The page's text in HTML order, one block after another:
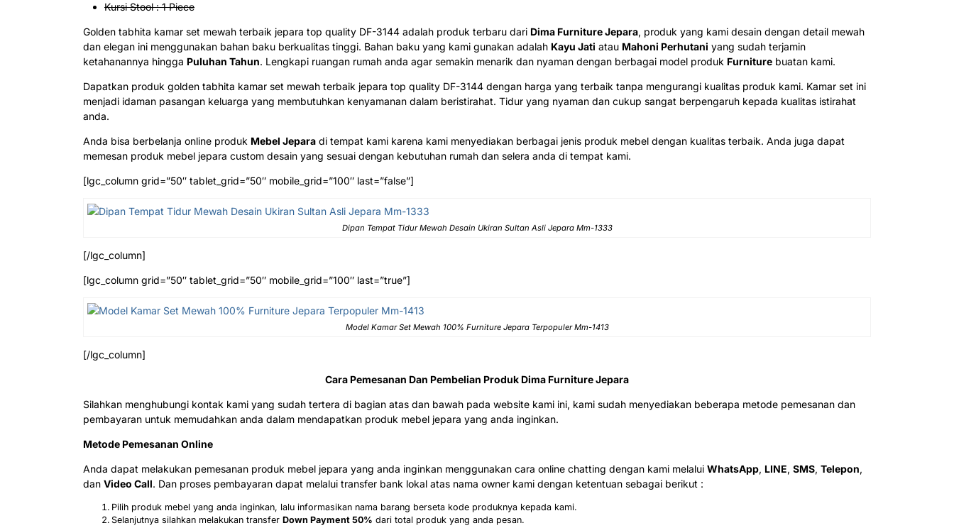
Kursi Stool : 1 Piece
Golden tabhita kamar set mewah terbaik jepara top quality DF-3144 adalah produk terbaru dari Dima Furniture Jepara, produk yang kami desain dengan detail mewah
dan elegan ini menggunakan bahan baku berkualitas tinggi. Bahan baku yang kami gunakan adalah Kayu Jati atau Mahoni Perhutani yang sudah terjamin
ketahanannya hingga Puluhan Tahun. Lengkapi ruangan rumah anda agar semakin menarik dan nyaman dengan berbagai model produk Furniture buatan kami.
Dapatkan produk golden tabhita kamar set mewah terbaik jepara top quality DF-3144 dengan harga yang terbaik tanpa mengurangi kualitas produk kami. Kamar set ini
menjadi idaman pasangan keluarga yang membutuhkan kenyamanan dalam beristirahat. Tidur yang nyaman dan cukup sangat berpengaruh kepada kualitas istirahat
anda.
Anda bisa berbelanja online produk Mebel Jepara di tempat kami karena kami menyediakan berbagai jenis produk mebel dengan kualitas terbaik. Anda juga dapat
memesan produk mebel jepara custom desain yang sesuai dengan kebutuhan rumah dan selera anda di tempat kami.
[lgc_column grid=”50″ tablet_grid=”50″ mobile_grid=”100″ last=”false”]
Dipan Tempat Tidur Mewah Desain Ukiran Sultan Asli Jepara Mm-1333
[/lgc_column]
[lgc_column grid=”50″ tablet_grid=”50″ mobile_grid=”100″ last=”true”]
Model Kamar Set Mewah 100% Furniture Jepara Terpopuler Mm-1413
[/lgc_column]
Cara Pemesanan Dan Pembelian Produk Dima Furniture Jepara
Silahkan menghubungi kontak kami yang sudah tertera di bagian atas dan bawah pada website kami ini, kami sudah menyediakan beberapa metode pemesanan dan
pembayaran untuk memudahkan anda dalam mendapatkan produk mebel jepara yang anda inginkan.
Metode Pemesanan Online
Anda dapat melakukan pemesanan produk mebel jepara yang anda inginkan menggunakan cara online chatting dengan kami melalui WhatsApp, LINE, SMS, Telepon,
dan Video Call. Dan proses pembayaran dapat melalui transfer bank lokal atas nama owner kami dengan ketentuan sebagai berikut :
Pilih produk mebel yang anda inginkan, lalu informasikan nama barang berseta kode produknya kepada kami.
Selanjutnya silahkan melakukan transfer Down Payment 50% dari total produk yang anda pesan.